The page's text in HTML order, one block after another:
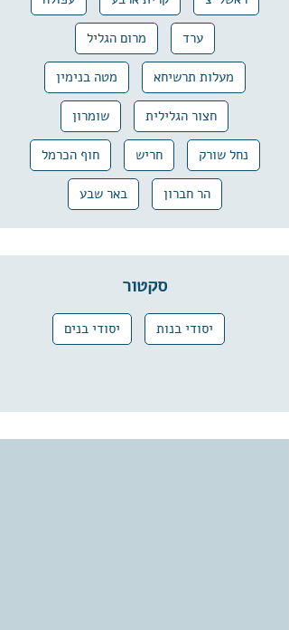
ערד מרום הגליל
מעלות תרשיחא מטה בנימין
חצור הגלילית שומרון
נחל שורק חריש חוף הכרמל
הר חברון באר שבע
סקטור
יסודי בנות יסודי בנים